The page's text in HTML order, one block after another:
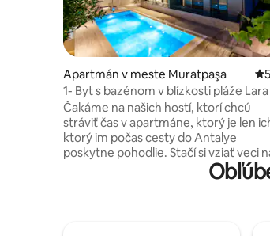
Apartmán v meste Muratpaşa
1- Byt s bazénom v blízkosti pláže Lara
letiska
Čakáme na našich hostí, ktorí chcú
stráviť čas v apartmáne, ktorý je len
ktorý im počas cesty do Antalye
poskytne pohodlie. Stačí si vziať veci
osobnú starostlivosť a vyraziť na
ubytovaniu sa dostanete len za 15